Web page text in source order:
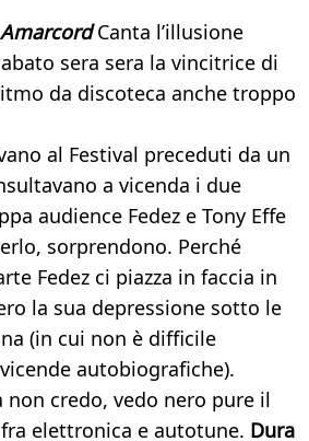
Amarcord Canta l’illusione
sera sera la vincitrice di
da discoteca anche troppo
al Festival preceduti da un
a vicenda i due
audience Fedez e Tony Effe
sorprendono. Perché
Fedez ci piazza in faccia in
la sua depressione sotto le
(in cui non è difficile
autobiografiche).
non credo, vedo nero pure il
elettronica e autotune. Dura